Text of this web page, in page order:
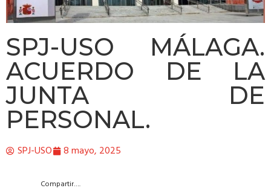
SPJ-USO MÁLAGA.
ACUERDO DE LA
JUNTA DE
PERSONAL.
SPJ-USO 8 mayo, 2025
Compartir….